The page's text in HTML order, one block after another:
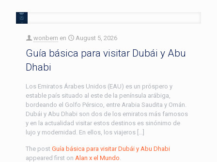
wonbern en August 5, 2026
Guía básica para visitar Dubái y Abu
Dhabi
Los Emiratos Árabes Unidos (EAU) es un próspero y
estable país situado al este de la península arábiga,
bordeando el Golfo Pérsico, entre Arabia Saudita y Omán.
Dubái y Abu Dhabi son dos de los emiratos más famosos
y en la actualidad visitar estos destinos es sinónimo de
lujo y modernidad. En ellos, los viajeros […]
The post Guía básica para visitar Dubái y Abu Dhabi
appeared first on Alan x el Mundo